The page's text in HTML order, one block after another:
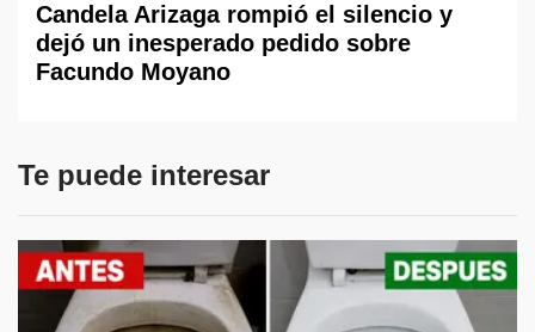
Candela Arizaga rompió el silencio y
dejó un inesperado pedido sobre
Facundo Moyano
Te puede interesar